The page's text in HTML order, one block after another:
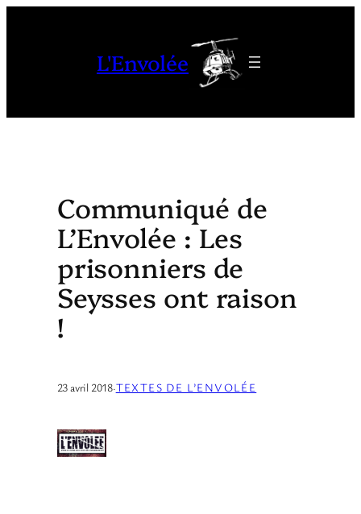
L'Envolée
Communiqué de
L’Envolée : Les
prisonniers de
Seysses ont raison
!
23 avril 2018·TEXTES DE L’ENVOLÉE